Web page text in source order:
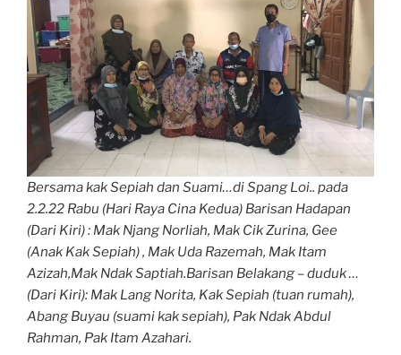
Bersama kak Sepiah dan Suami…di Spang Loi.. pada
2.2.22 Rabu (Hari Raya Cina Kedua) Barisan Hadapan
(Dari Kiri) : Mak Njang Norliah, Mak Cik Zurina, Gee
(Anak Kak Sepiah) , Mak Uda Razemah, Mak Itam
Azizah,Mak Ndak Saptiah.Barisan Belakang – duduk …
(Dari Kiri): Mak Lang Norita, Kak Sepiah (tuan rumah),
Abang Buyau (suami kak sepiah), Pak Ndak Abdul
Rahman, Pak Itam Azahari.